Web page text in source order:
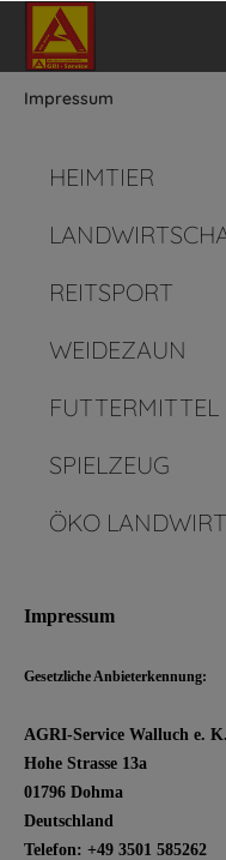
Impressum
HEIMTIER
REITSPORT
WEIDEZAUN
FUTTERMITTEL
SPIELZEUG
ÖKO
Impressum
Gesetzliche Anbieterkennung:
AGRI-Service Walluch e.
Hohe Strasse 13a
01796 Dohma
Deutschland
Telefon: +49 3501 585262